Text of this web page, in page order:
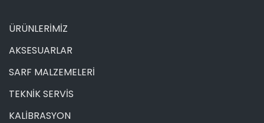
ÜRÜNLERİMİZ
AKSESUARLAR
SARF MALZEMELERİ
TEKNİK SERVİS
KALİBRASYON